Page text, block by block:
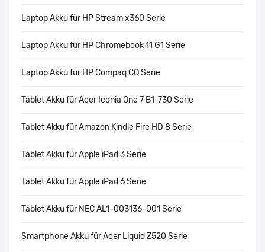
Laptop Akku für HP Stream x360 Serie
Laptop Akku für HP Chromebook 11 G1 Serie
Laptop Akku für HP Compaq CQ Serie
Tablet Akku für Acer Iconia One 7 B1-730 Serie
Tablet Akku für Amazon Kindle Fire HD 8 Serie
Tablet Akku für Apple iPad 3 Serie
Tablet Akku für Apple iPad 6 Serie
Tablet Akku für NEC AL1-003136-001 Serie
Smartphone Akku für Acer Liquid Z520 Serie